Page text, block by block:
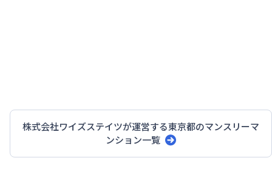
株式会社ワイズステイツが運営する東京都のマンスリーマ
ンション一覧